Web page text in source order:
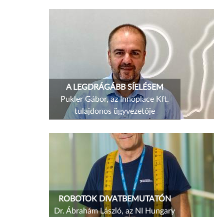
A LEGDRÁGÁBB SÍELÉSEM
Pukler Gábor, az Innoplace Kft.
tulajdonos ügyvezetője
ROBOTOK DIVATBEMUTATÓN
Dr. Ábrahám László, az NI Hungary